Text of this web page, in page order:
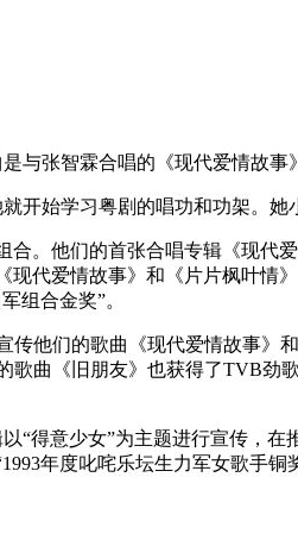
与张智霖合唱的《现代爱情故事
始学习粤剧的唱功和功架。
。他们的首张合唱专辑《现代
代爱情故事》和《片片枫叶情
组合金奖”。
他们的歌曲《现代爱情故事》
曲《旧朋友》也获得了TVB劲
“得意少女”为主题进行宣传，
年度叱咤乐坛生力军女歌手铜